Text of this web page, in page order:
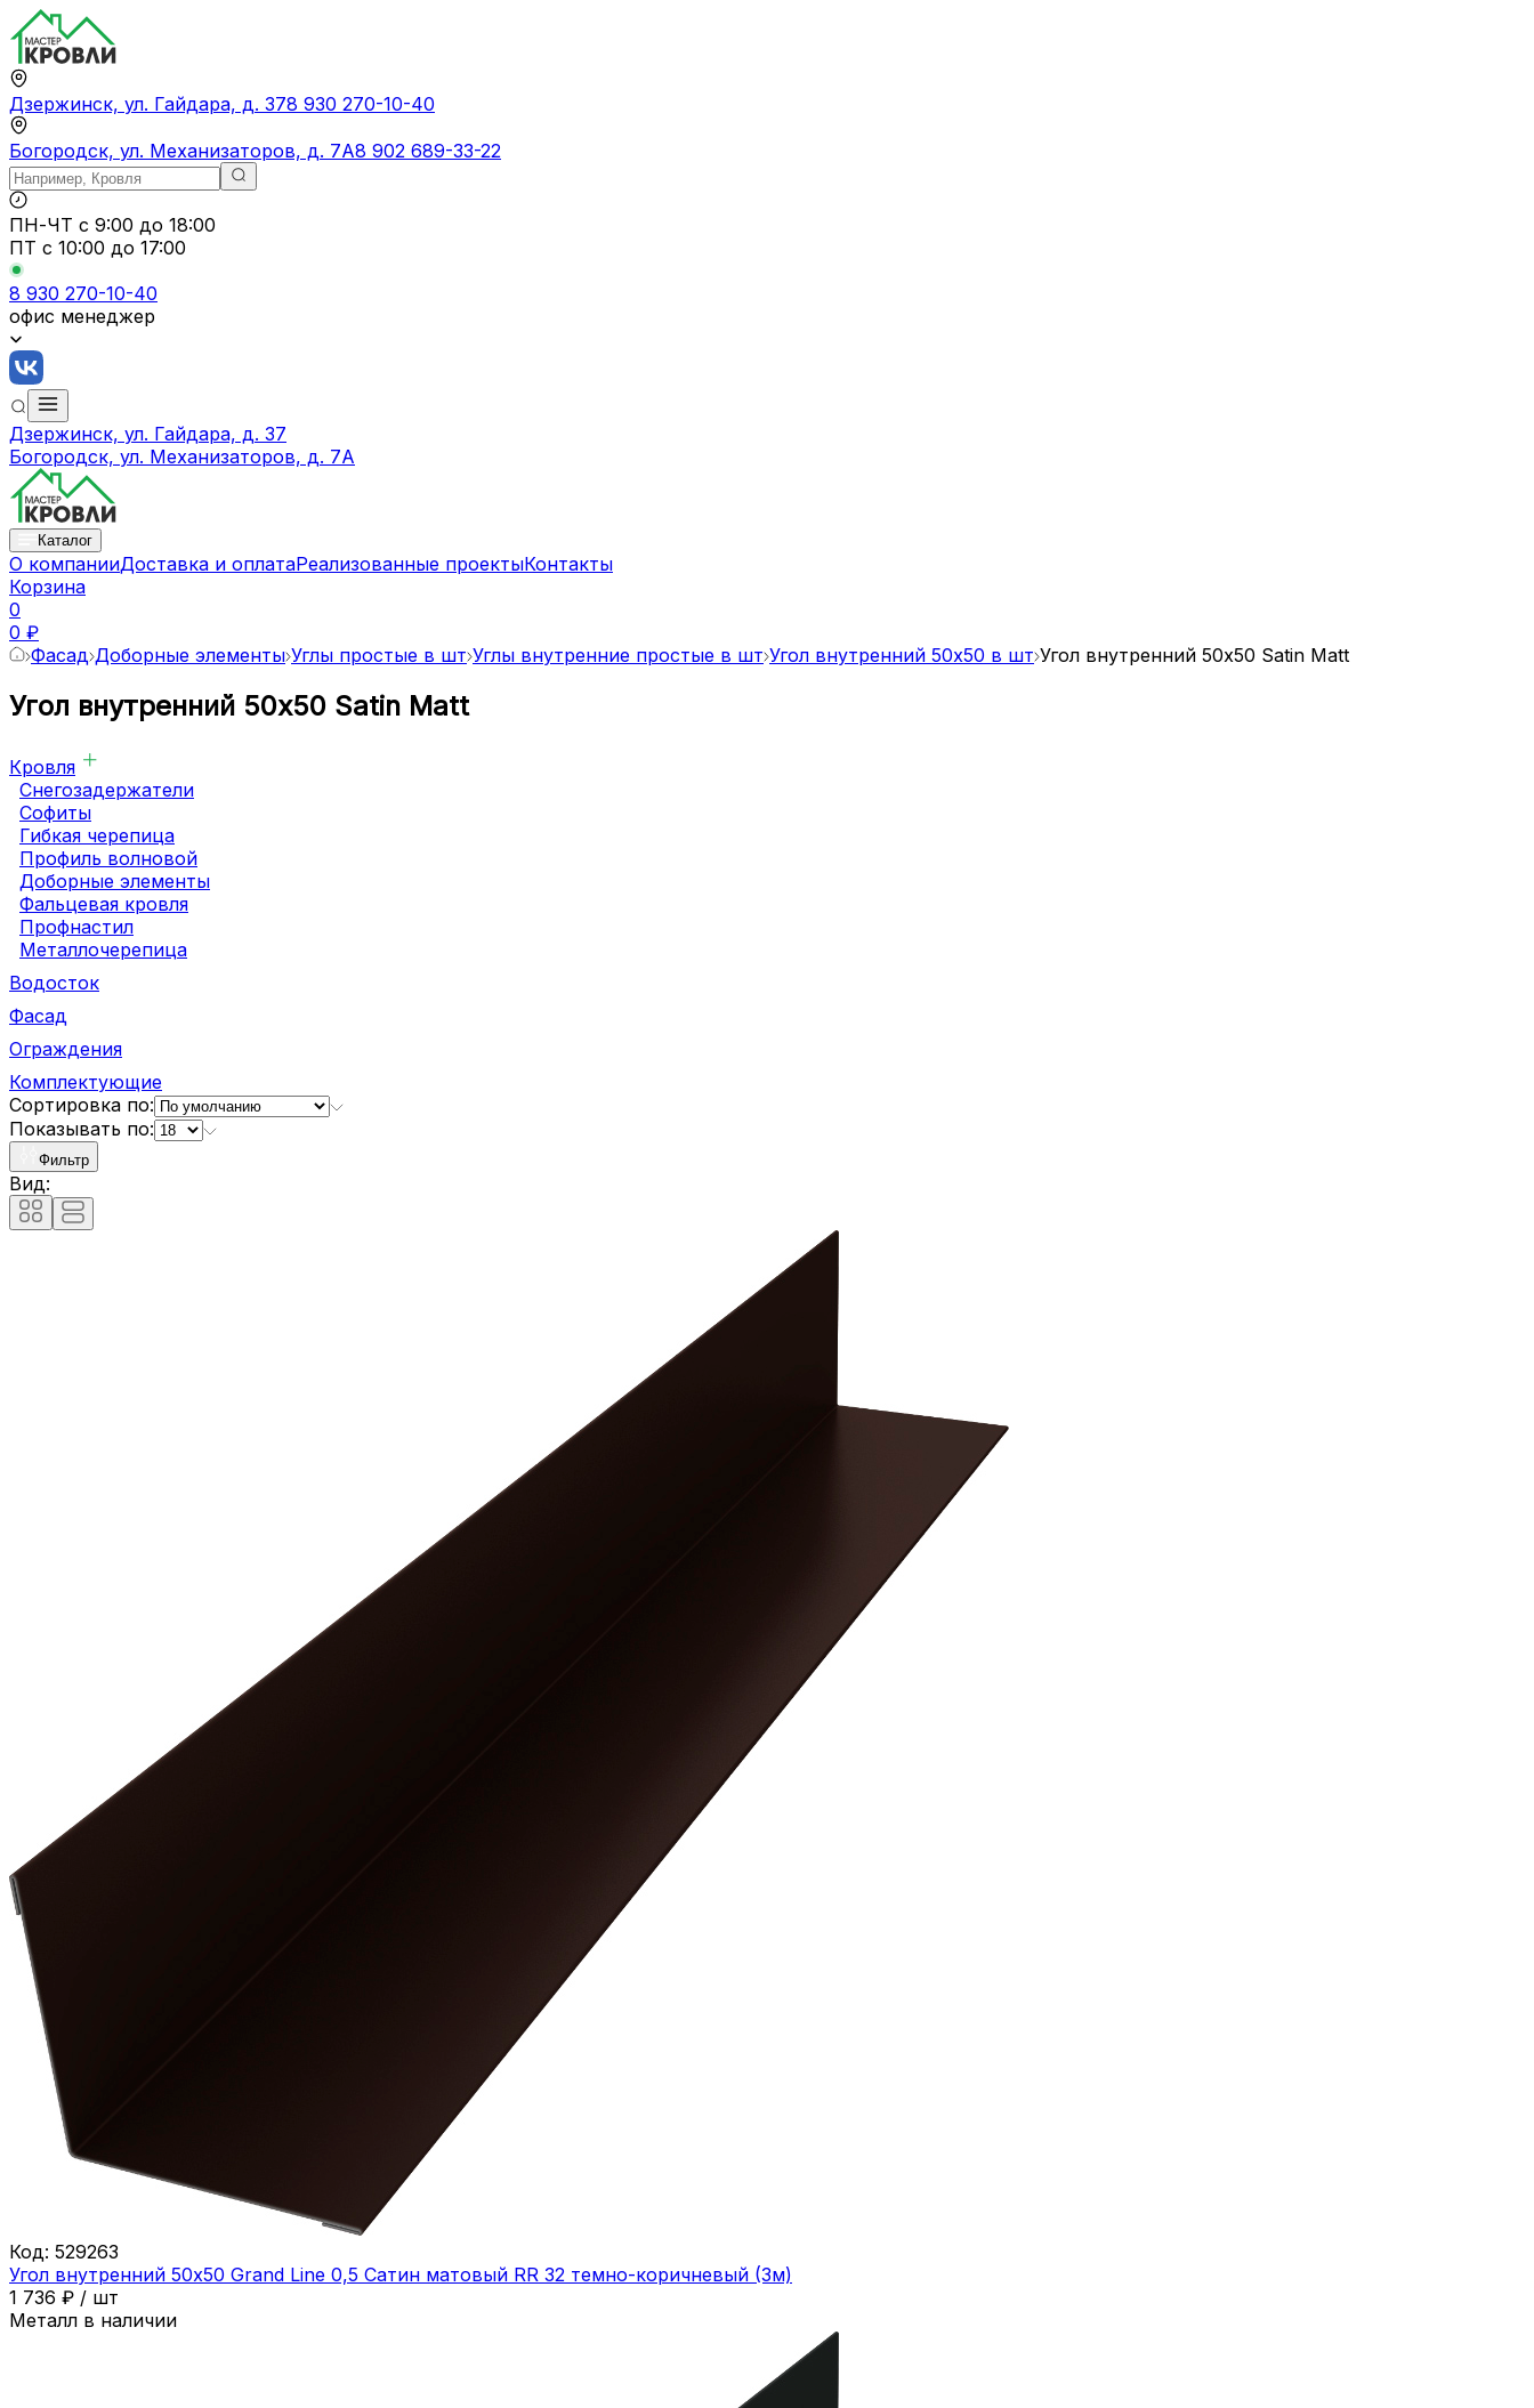
Дзержинск, ул. Гайдара, д. 378 930 270-10-40
Богородск, ул. Механизаторов, д. 7А8 902 689-33-22
ПН-ЧТ с 9:00 до 18:00
ПТ с 10:00 до 17:00
8 930 270-10-40
офис менеджер
Дзержинск, ул. Гайдара, д. 37
Богородск, ул. Механизаторов, д. 7А
Каталог
О компанииДоставка и оплатаРеализованные проектыКонтакты
Корзина
0
0 ₽
Фасад Доборные элементы Углы простые в шт Углы внутренние простые в шт Угол внутренний 50x50 в шт Угол внутренний 50x50 Satin Matt
Угол внутренний 50x50 Satin Matt
Кровля
Снегозадержатели
Софиты
Гибкая черепица
Профиль волновой
Доборные элементы
Фальцевая кровля
Профнастил
Металлочерепица
Водосток
Фасад
Ограждения
Комплектующие
Сортировка по:
Показывать по:
Фильтр
Вид:
Код: 529263
Угол внутренний 50х50 Grand Line 0,5 Сатин матовый RR 32 темно-коричневый (3м)
1 736 ₽ / шт
Металл в наличии